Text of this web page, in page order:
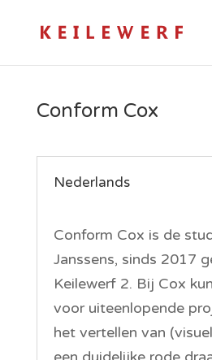
Conform Cox
Nederlands
Conform Cox is de
Janssens, sinds 2017
Keilewerf 2. Bij Cox
voor uiteenlopende
het vertellen van